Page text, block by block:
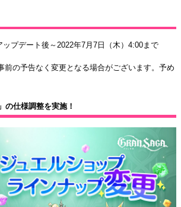
プデート後～2022年7月7日（木）4:00まで
の予告なく変更となる場合がございます。予め
の仕様調整を実施！